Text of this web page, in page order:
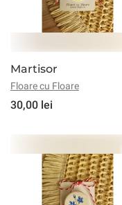
Martisor
Floare cu Floare
30,00 lei